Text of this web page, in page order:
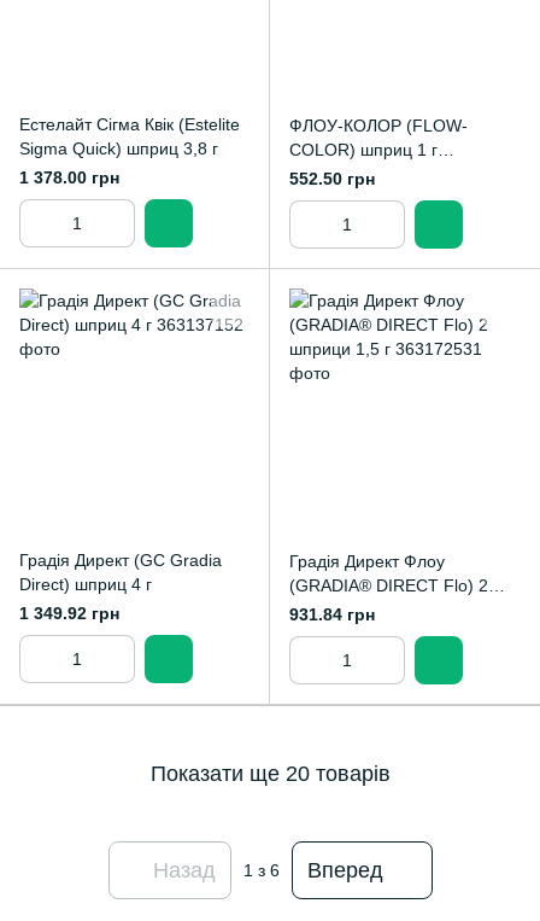
Естелайт Сігма Квік (Estelite
Sigma Quick) шприц 3,8 г
1 378.00 грн
ФЛОУ-КОЛОР (FLOW-
COLOR) шприц 1 г
Блакитний
552.50 грн
Градія Директ (GC Gradia
Direct) шприц 4 г
1 349.92 грн
Градія Директ Флоу
(GRADIA® DIRECT Flo) 2
шприци 1,5 г
931.84 грн
Показати ще 20 товарів
Назад 1 з 6 Вперед